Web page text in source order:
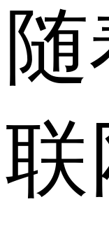
联